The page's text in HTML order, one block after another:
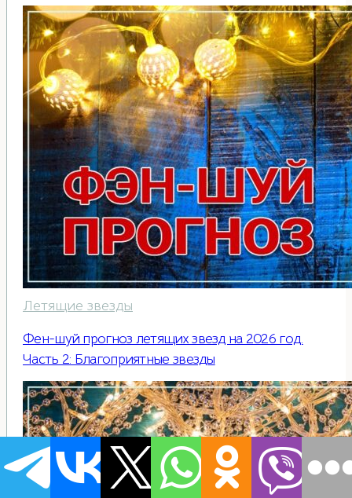
Летящие звезды
Фен-шуй прогноз летящих звезд на 2026 год.
Часть 2: Благоприятные звезды